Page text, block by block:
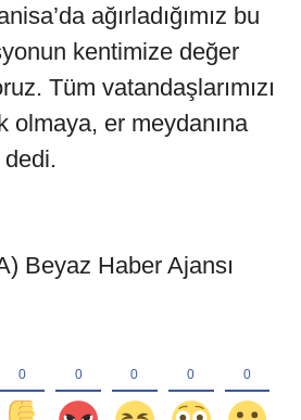
ağırladığımız bu
kentimize değer
Tüm vatandaşlarımızı
olmaya, er meydanına
dedi.
Beyaz Haber Ajansı